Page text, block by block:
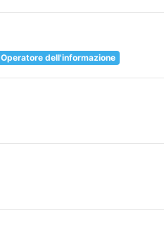
Operatore dell'informazione